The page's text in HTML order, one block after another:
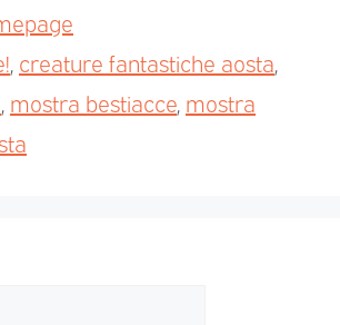
, creature fantastiche aosta,
, mostra bestiacce, mostra